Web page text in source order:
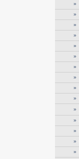
»
»
»
»
»
»
»
»
»
»
»
»
»
»
»